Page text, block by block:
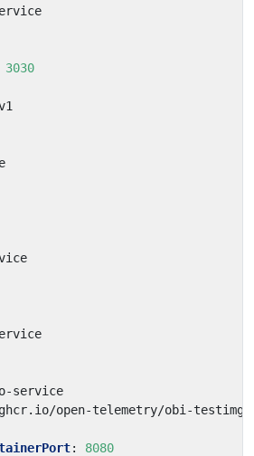
3030
service
ghcr.io/open-telemetry/obi-
: 8080